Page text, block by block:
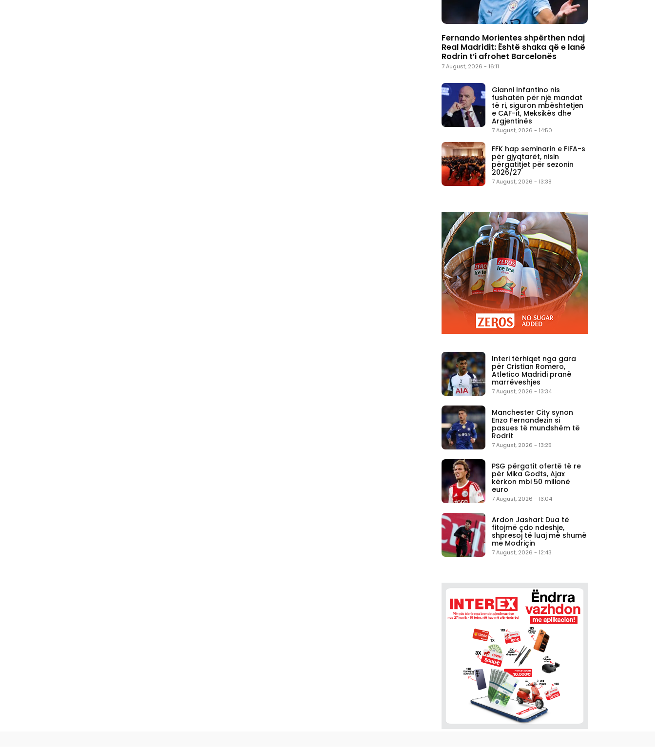
Fernando Morientes shpërthen ndaj
Real Madridit: Është shaka që e lanë
Rodrin t’i afrohet Barcelonës
7 August, 2026 - 16:11
Gianni Infantino nis
fushatën për një mandat
të ri, siguron mbështetjen
e CAF-it, Meksikës dhe
Argjentinës
7 August, 2026 - 14:50
FFK hap seminarin e FIFA-s
për gjyqtarët, nisin
përgatitjet për sezonin
2026/27
7 August, 2026 - 13:38
Interi tërhiqet nga gara
për Cristian Romero,
Atletico Madridi pranë
marrëveshjes
7 August, 2026 - 13:34
Manchester City synon
Enzo Fernandezin si
pasues të mundshëm të
Rodrit
7 August, 2026 - 13:25
PSG përgatit ofertë të re
për Mika Godts, Ajax
kërkon mbi 50 milionë
euro
7 August, 2026 - 13:04
Ardon Jashari: Dua të
fitojmë çdo ndeshje,
shpresoj të luaj më shumë
me Modriçin
7 August, 2026 - 12:43